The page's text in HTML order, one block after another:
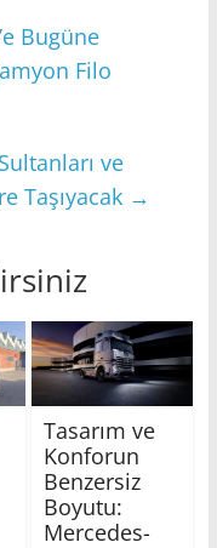
Bugüne
Filo
ve
Taşıyacak →
Tasarım ve
Konforun
Benzersiz
Boyutu:
Mercedes-